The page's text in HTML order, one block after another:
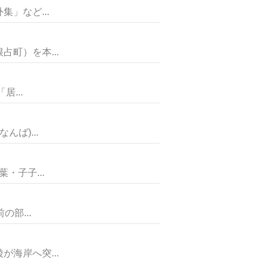
」など...
町）を本...
...
んば)...
・子子...
部...
海岸へ突...